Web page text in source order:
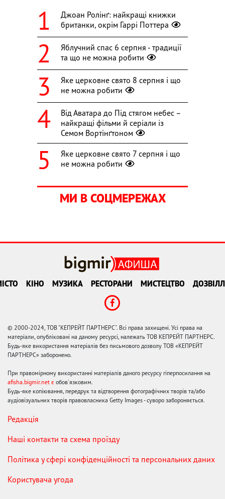
Джоан Ролінґ: найкращі книжки
британки, окрім Гаррі Поттера
Яблучний спас 6 серпня - традиції
та що не можна робити
Яке церковне свято 8 серпня і що
не можна робити
Від Аватара до Під стягом небес –
найкращі фільми й серіали із
Семом Вортінґтоном
Яке церковне свято 7 серпня і що
не можна робити
МИ В СОЦМЕРЕЖАХ
КІНО МУЗИКА РЕСТОРАНИ МИСТЕЦТВО
© 2000-2024, ТОВ "КЕПРЕЙТ ПАРТНЕРС". Всі права захищені. Усі права на
матеріали, опубліковані на даному ресурсі, належать ТОВ КЕПРЕЙТ ПАРТНЕРС.
Будь-яке використання матеріалів без письмового дозволу ТОВ «КЕПРЕЙТ
ПАРТНЕРС» заборонено.
При правомірному використанні матеріалів даного ресурсу гіперпосилання на
afisha.bigmir.net є обов'язковим.
Будь-яке копіювання, передрук та відтворення фотографічних творів та/або
аудіовізуальних творів правовласника Getty Images - суворо забороняється.
Редакція
Наші контакти та схема проїзду
Політика у сфері конфіденційності та персональних даних
Користувача угода